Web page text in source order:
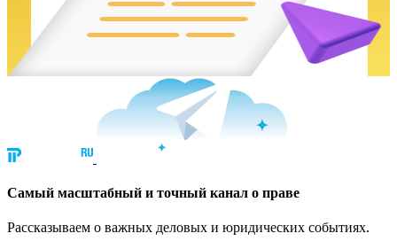
Cамый масштабный и точный канал о праве
Рассказываем о важных деловых и юридических событиях.